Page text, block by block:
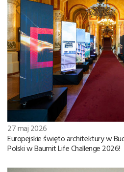
27 maj 2026
Europejskie święto architektury w
Polski w Baumit Life Challenge 2026!